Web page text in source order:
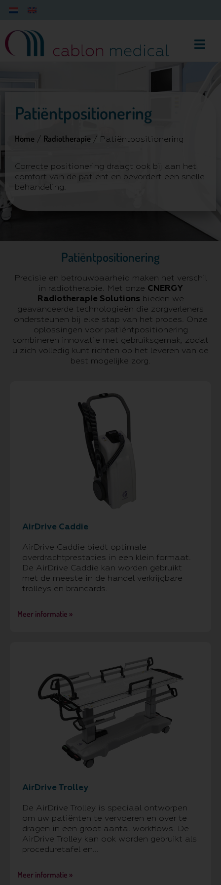
Patiëntpositionering
Home / Radiotherapie / Patiëntpositionering
Correcte positionering draagt ook bij aan het
comfort van de patiënt en bevordert een snelle
behandeling.
Patiëntpositionering
Precisie en betrouwbaarheid maken het verschil
in radiotherapie. Met onze CNERGY
Radiotherapie Solutions bieden we
geavanceerde technologieën die zorgverleners
ondersteunen bij elke stap van het proces. Onze
oplossingen voor patiëntpositionering
combineren innovatie met gebruiksgemak, zodat
u zich volledig kunt richten op het leveren van de
best mogelijke zorg.
AirDrive Caddie
AirDrive Caddie biedt optimale
overdrachtprestaties in een klein formaat.
De AirDrive Caddie kan worden gebruikt
met de meeste in de handel verkrijgbare
trolleys en brancards.
Meer informatie »
AirDrive Trolley
De AirDrive Trolley is speciaal ontworpen
om uw patiënten te vervoeren en over te
dragen in een groot aantal workflows. De
AirDrive Trolley kan ook worden gebruikt als
proceduretafel en...
Meer informatie »